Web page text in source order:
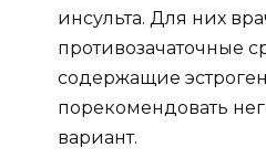
инсульта. Для них
противозачаточные
содержащие
порекомендовать
вариант.